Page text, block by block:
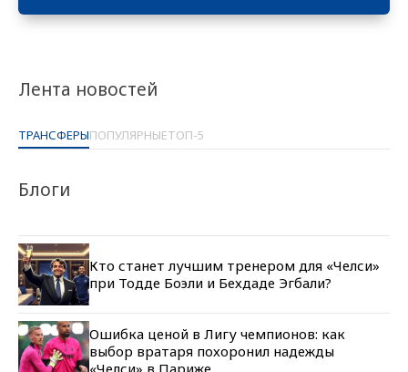
Лента новостей
ТРАНСФЕРЫПОПУЛЯРНЫЕТОП-5
Блоги
Кто станет лучшим тренером для «Челси»
при Тодде Боэли и Бехдаде Эгбали?
Ошибка ценой в Лигу чемпионов: как
выбор вратаря похоронил надежды